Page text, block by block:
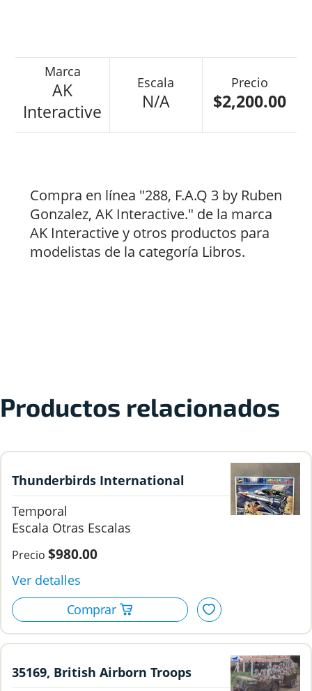
AK
Interactive
N/A $2,200.00
Compra en línea "288, F.A.Q 3 by Ruben
Gonzalez, AK Interactive." de la marca
AK Interactive y otros productos para
modelistas de la categoría Libros.
Productos relacionados
Thunderbirds International
Rescue, TB-1.
Temporal
Otras Escalas
$980.00
35169, British Airborn Troops